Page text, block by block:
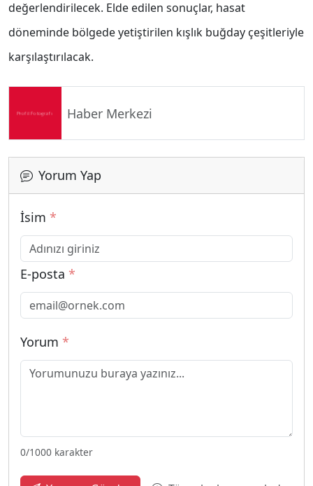
değerlendirilecek. Elde edilen sonuçlar, hasat
döneminde bölgede yetiştirilen kışlık buğday çeşitleriyle
karşılaştırılacak.
Haber Merkezi
Yorum Yap
İsim *
E-posta *
Yorum *
0/1000 karakter